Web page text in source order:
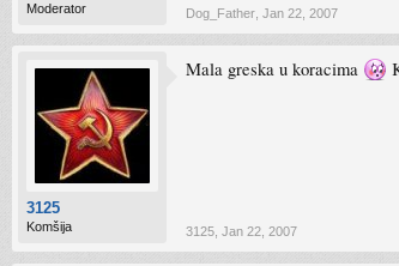
Moderator Dog_Father Jan 22, 2007
3125
Komšija
Mala greska u koracima
3125 Jan 22, 2007